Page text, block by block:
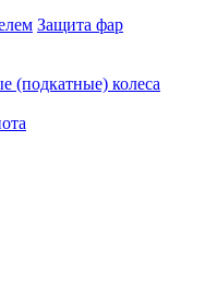
Защита фар
(подкатные) колеса